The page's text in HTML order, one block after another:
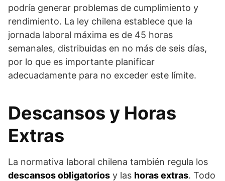
podría generar problemas de cumplimiento y
rendimiento. La ley chilena establece que la
jornada laboral máxima es de 45 horas
semanales, distribuidas en no más de seis días,
por lo que es importante planificar
adecuadamente para no exceder este límite.
Descansos y Horas
Extras
La normativa laboral chilena también regula los
descansos obligatorios y las horas extras. Todo